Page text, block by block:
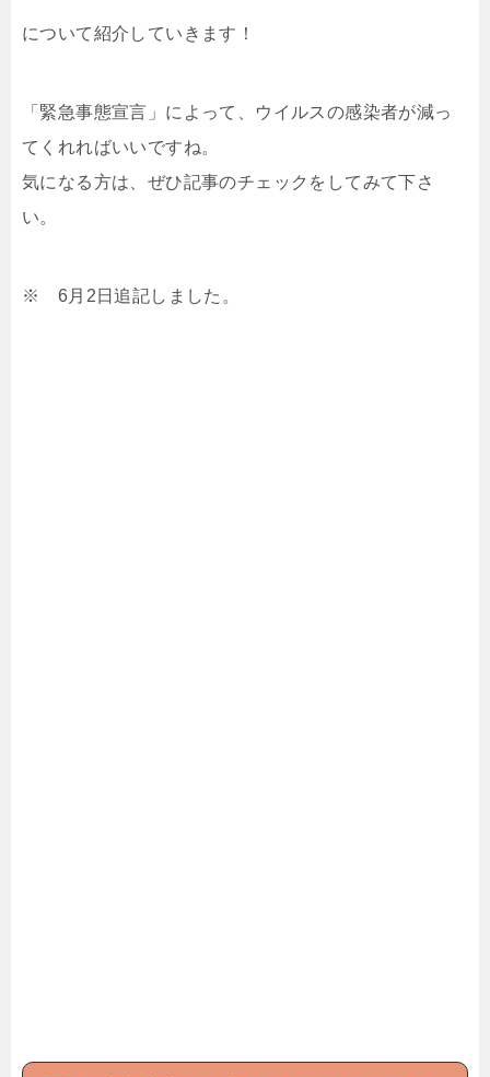
について紹介していきます！
「緊急事態宣言」によって、ウイルスの感染者が減っ
てくれればいいですね。
気になる方は、ぜひ記事のチェックをしてみて下さ
い。
※ 6月2日追記しました。